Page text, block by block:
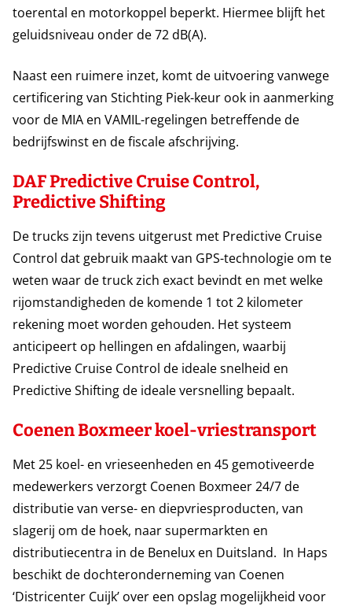
toerental en motorkoppel beperkt. Hiermee blijft het
geluidsniveau onder de 72 dB(A).
Naast een ruimere inzet, komt de uitvoering vanwege
certificering van Stichting Piek-keur ook in aanmerking
voor de MIA en VAMIL-regelingen betreffende de
bedrijfswinst en de fiscale afschrijving.
DAF Predictive Cruise Control,
Predictive Shifting
De trucks zijn tevens uitgerust met Predictive Cruise
Control dat gebruik maakt van GPS-technologie om te
weten waar de truck zich exact bevindt en met welke
rijomstandigheden de komende 1 tot 2 kilometer
rekening moet worden gehouden. Het systeem
anticipeert op hellingen en afdalingen, waarbij
Predictive Cruise Control de ideale snelheid en
Predictive Shifting de ideale versnelling bepaalt.
Coenen Boxmeer koel-vriestransport
Met 25 koel- en vrieseenheden en 45 gemotiveerde
medewerkers verzorgt Coenen Boxmeer 24/7 de
distributie van verse- en diepvriesproducten, van
slagerij om de hoek, naar supermarkten en
distributiecentra in de Benelux en Duitsland. In Haps
beschikt de dochteronderneming van Coenen
‘Districenter Cuijk’ over een opslag mogelijkheid voor